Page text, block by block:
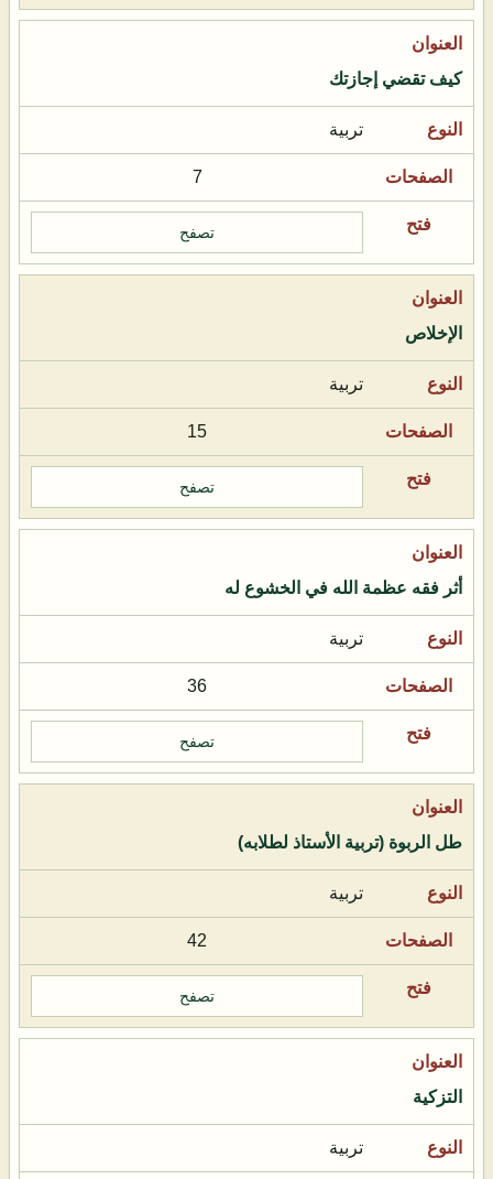
كيف تقضي إجازتك
تربية
7
تصفح
الإخلاص
تربية
15
تصفح
أثر فقه عظمة الله في الخشوع له
تربية
36
تصفح
طل الربوة (تربية الأستاذ لطلابه)
تربية
42
تصفح
التزكية
تربية